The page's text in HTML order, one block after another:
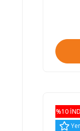
%10